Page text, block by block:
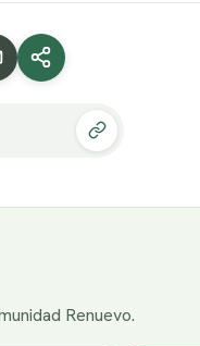
Renuevo.